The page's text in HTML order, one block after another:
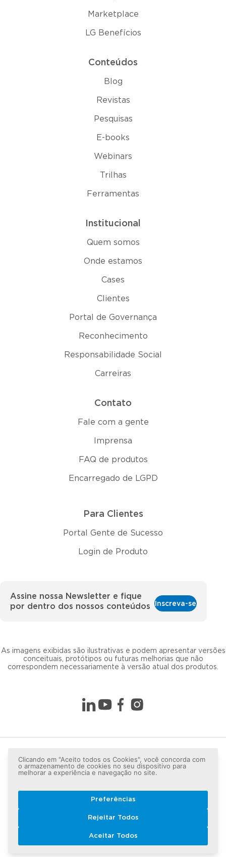
Marketplace
LG Benefícios
Conteúdos
Blog
Revistas
Pesquisas
E-books
Webinars
Trilhas
Ferramentas
Institucional
Quem somos
Onde estamos
Cases
Clientes
Portal de Governança
Reconhecimento
Responsabilidade Social
Carreiras
Contato
Fale com a gente
Imprensa
FAQ de produtos
Encarregado de LGPD
Para Clientes
Portal Gente de Sucesso
Login de Produto
As imagens exibidas são ilustrativas e podem apresentar versões
conceituais, protótipos ou futuras melhorias que não
correspondem necessariamente à versão atual dos produtos.
Assine nossa Newsletter e fique
por dentro dos nossos conteúdos
Inscreva-se
Copyright © 2026 LG lugar de gente - Todos os direitos
reservados.
Política de Privacidade
Clicando em "Aceito todos os Cookies", você concorda com
o armazenamento de cookies no seu dispositivo para
melhorar a experiência e navegação no site.
Preferências
Rejeitar Todos
Aceitar Todos